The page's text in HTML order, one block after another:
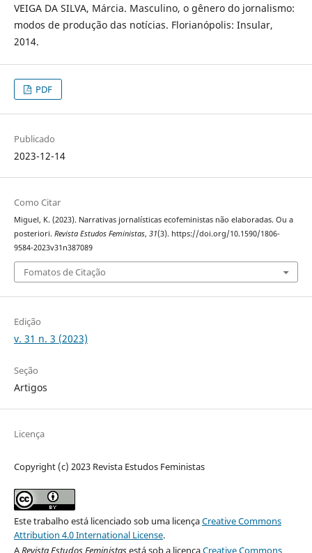
VEIGA DA SILVA, Márcia. Masculino, o gênero do jornalismo:
modos de produção das notícias. Florianópolis: Insular,
2014.
PDF
Publicado
2023-12-14
Como Citar
Miguel, K. (2023). Narrativas jornalísticas ecofeministas não elaboradas. Ou a
posteriori. Revista Estudos Feministas, 31(3). https://doi.org/10.1590/1806-
9584-2023v31n387089
Fomatos de Citação
Edição
v. 31 n. 3 (2023)
Seção
Artigos
Licença
Copyright (c) 2023 Revista Estudos Feministas
Este trabalho está licenciado sob uma licençaCreative Commons
Attribution 4.0 International License.
ARevista Estudos Feministasestá sob a licençaCreative Commons